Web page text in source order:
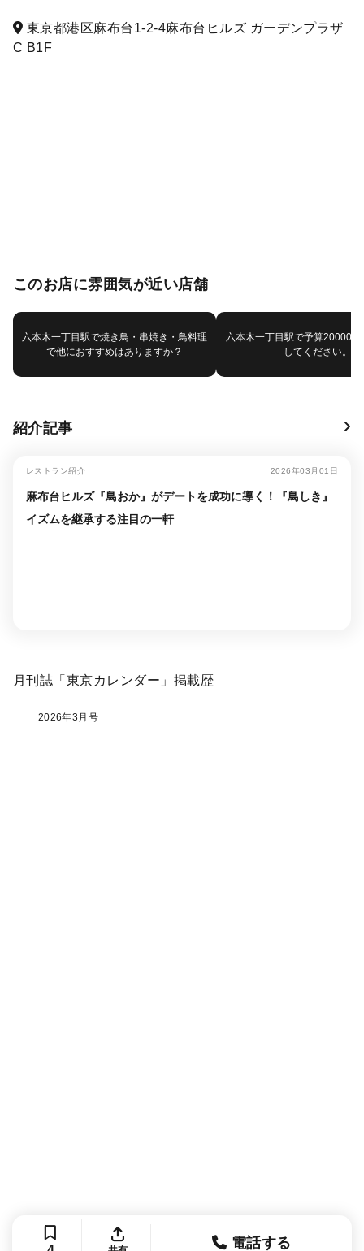
東京都港区麻布台1-2-4麻布台ヒルズ ガーデンプラザ
C B1F
このお店に雰囲気が近い店舗
六本木一丁目駅で焼き鳥・串焼き・鳥料理
で他におすすめはありますか？
六本木一丁目駅で予算20000円
してください。
紹介記事
レストラン紹介 2026年03月01日
麻布台ヒルズ『鳥おか』がデートを成功に導く！『鳥しき』
イズムを継承する注目の一軒
月刊誌「東京カレンダー」掲載歴
2026年3月号
電話する